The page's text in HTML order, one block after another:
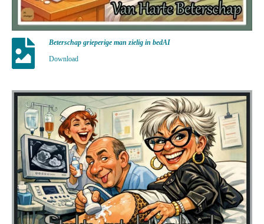
Beterschap grieperige man zielig in bedAI
Download